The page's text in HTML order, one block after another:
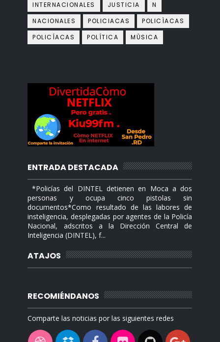
INTERNACIONALES
JUSTICIA
N
NACIONALES
POLICIACAS
POLICÌACAS
POLICÍACAS
POLÍTICA MÙSICA
ENTRADA DESTACADA
*Policías del DINTEL detienen en Moca a dos
personas y ocupa cinco pistolas sin
documentos*Como resultado de las labores de
insteligencia, desplegadas por agentes de la Policía
Nacional, adscritos a la Dirección Central de
Inteligencia (DINTEL), f...
ATAJOS
RECOMIÉNDANOS
Comparte las noticias por las siguientes redes